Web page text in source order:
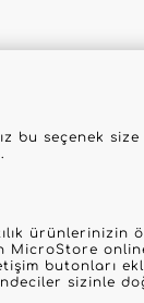
bu seçenek
ürünlerinizin
butonları
sizinle